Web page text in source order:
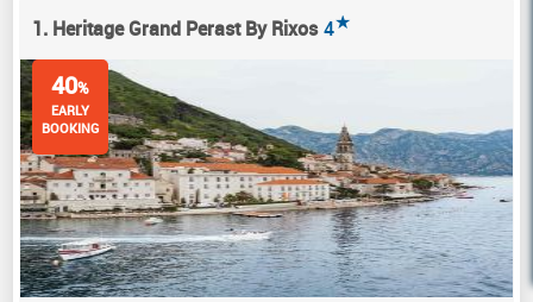
1. Heritage Grand Perast By Rixos 4★
40%
EARLY
BOOKING